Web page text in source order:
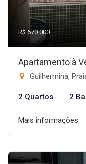
R$ 670.000
Apartamento à
Guilhermina,
2 Quartos 2
Mais informações